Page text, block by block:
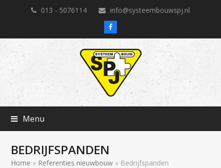
013 - 5076114 info@systeembouwspj.nl
Facebook
Menu
BEDRIJFSPANDEN
Home » Referenties nieuwbouw » Bedrijfspanden